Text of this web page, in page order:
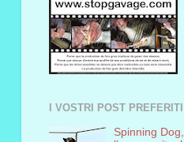
I VOSTRI POST PREFERITI
Spinning Dog,